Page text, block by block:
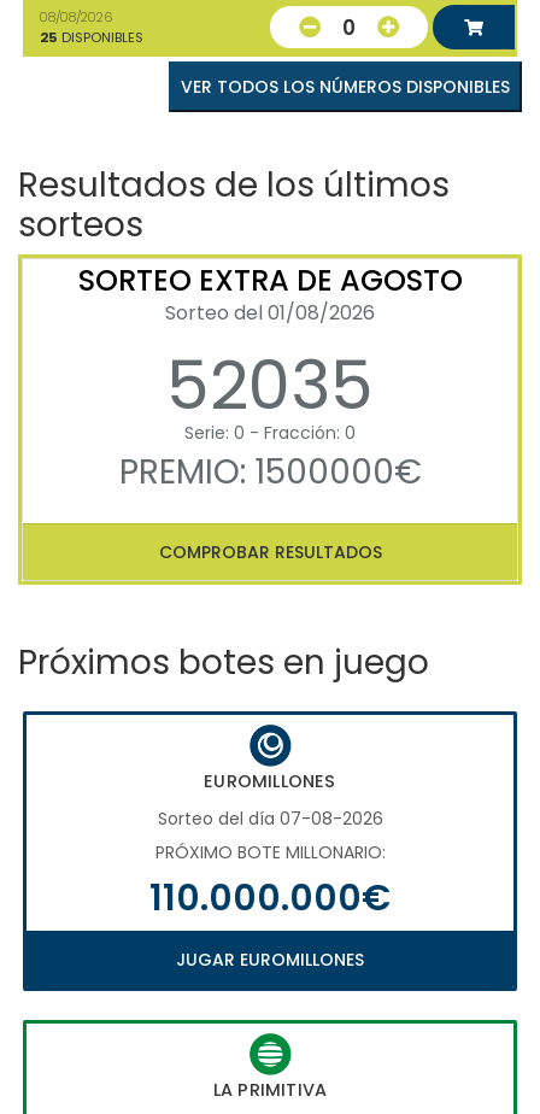
08/08/2026
25 DISPONIBLES 0
VER TODOS LOS NÚMEROS DISPONIBLES
Resultados de los últimos
sorteos
SORTEO EXTRA DE AGOSTO
Sorteo del 01/08/2026
52035
Serie: 0 - Fracción: 0
PREMIO: 1500000€
COMPROBAR RESULTADOS
Próximos botes en juego
EUROMILLONES
Sorteo del día 07-08-2026
PRÓXIMO BOTE MILLONARIO:
110.000.000€
JUGAR EUROMILLONES
LA PRIMITIVA